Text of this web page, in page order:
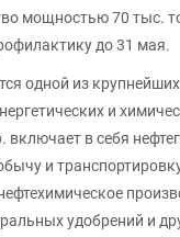
мощностью 70 тыс.
до 31 мая.
одной из
и
включает в себя
и
удобрений и